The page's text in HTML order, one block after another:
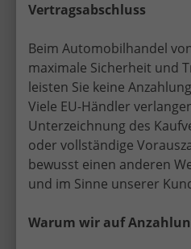
Digital Cockpit Pro,
ab 455,– € mtl.
Vertragsabschluss
Beim Automobilhandel
maximale Sicherheit und
leisten Sie keine
Viele EU-Händler
Unterzeichnung des
oder vollständige
bewusst einen anderen
und im Sinne unserer
Warum wir auf